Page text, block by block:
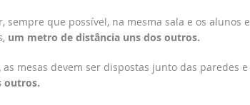
sempre que possível, na mesma sala e os alunos e
um metro de distância uns dos outros.
mesas devem ser dispostas junto das paredes e
outros.